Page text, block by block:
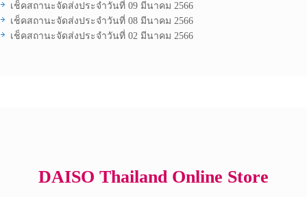
เช็คสถานะจัดส่งประจำวันที่ 09 มีนาคม 2566
เช็คสถานะจัดส่งประจำวันที่ 08 มีนาคม 2566
เช็คสถานะจัดส่งประจำวันที่ 02 มีนาคม 2566
DAISO Thailand Online Store